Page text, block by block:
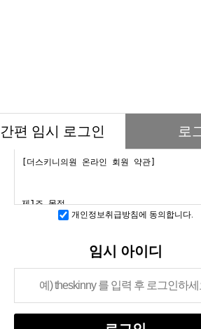
간편 임시 로그인 로
개인정보취급방침에 동의합니다.
임시 아이디